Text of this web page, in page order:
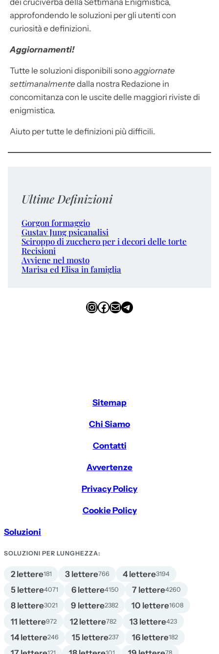
approfondendo le soluzioni per gli utenti con
curiosità e definizioni.
Aggiornamenti!
Tutte le soluzioni disponibili sonoaggiornate
settimanalmente dalla nostra Redazione in
concomitanza con le uscite delle maggiori riviste di
enigmistica.
Aiuto per tutte le definizioni più difficili.
Ultime Definizioni
Gorgon formaggio
Gustav Jung psicanalisi
Sciroppo di zucchero per i decori delle torte
Recisioni
Avviene nel mosto
Marisa ed Elisa in famiglia
InstagramFacebook Email Telegram
Sitemap
Chi Siamo
Contatti
Avvertenze
Privacy Policy
Cookie Policy
Soluzioni
SOLUZIONI PER LUNGHEZZA:
2 lettere181 3 lettere766 4 lettere3194
5 lettere4071 6 lettere4150 7 lettere4260
8 lettere3021 9 lettere2382 10 lettere1608
11 lettere972 12 lettere782 13 lettere423
14 lettere246 15 lettere237 16 lettere182